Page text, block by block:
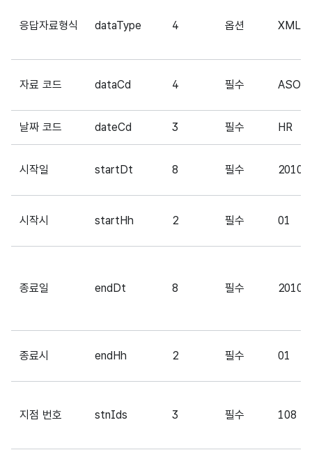
응답자료형식 dataType 4 옵션 XML
자료 코드 dataCd 4 필수 ASOS
날짜 코드 dateCd 3 필수 HR
시작일 startDt 8 필수
시작시 startHh 2 필수 01
종료일 endDt 8 필수
종료시 endHh 2 필수 01
지점 번호 stnIds 3 필수 108